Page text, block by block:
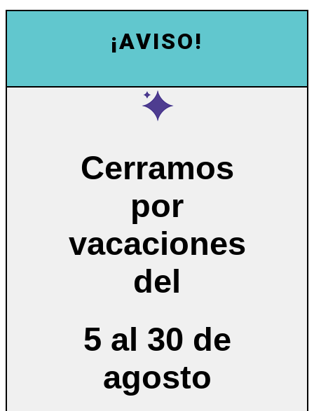
¡AVISO!
Cerramos
por
vacaciones
del
5 al 30 de
agosto